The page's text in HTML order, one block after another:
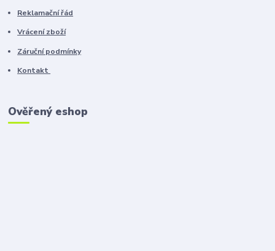
Reklamační řád
Vrácení zboží
Záruční podmínky
Kontakt
Ověřený eshop